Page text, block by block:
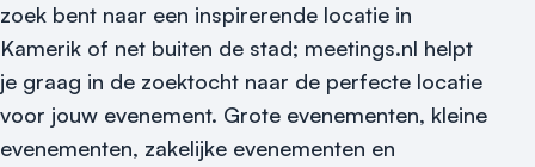
Vraag locatie aan
Locatiegids
Meld locatie aan
zoek bent naar een inspirerende locatie in
Kamerik of net buiten de stad; meetings.nl helpt
je graag in de zoektocht naar de perfecte locatie
voor jouw evenement. Grote evenementen, kleine
evenementen, zakelijke evenementen en